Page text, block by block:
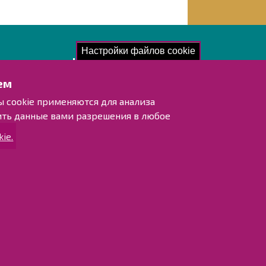
Настройки файлов cookie
cookie применяются для анализа
данные вами разрешения в любое
персональных данных
о доступности для людей с
возможностями